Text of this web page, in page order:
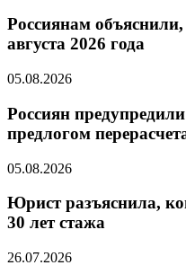
Россиянам
августа 2026 года
05.08.2026
Россиян
предлогом
05.08.2026
Юрист разъяснила,
30 лет стажа
26.07.2026